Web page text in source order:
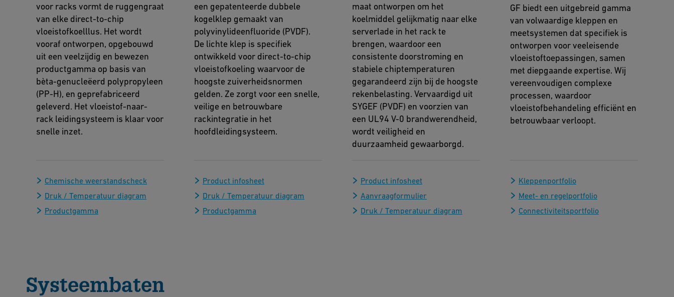
voor racks vormt de ruggengraat
van elke direct-to-chip
vloeistofkoelllus. Het wordt
vooraf ontworpen, opgebouwd
uit een veelzijdig en bewezen
productgamma op basis van
bèta-genucleëerd polypropyleen
(PP-H), en geprefabriceerd
geleverd. Het vloeistof-naar-
rack leidingsysteem is klaar voor
snelle inzet.
Chemische weerstandscheck
Druk / Temperatuur diagram
Productgamma
een gepatenteerde dubbele
kogelklep gemaakt van
polyvinylideenfluoride (PVDF).
De lichte klep is specifiek
ontwikkeld voor direct-to-chip
vloeistofkoeling waarvoor de
hoogste zuiverheidsnormen
gelden. Ze zorgt voor een snelle,
veilige en betrouwbare
rackintegratie in het
hoofdleidingsysteem.
Product infosheet
Druk / Temperatuur diagram
Productgamma
maat ontworpen om het
koelmiddel gelijkmatig naar elke
serverlade in het rack te
brengen, waardoor een
consistente doorstroming en
stabiele chiptemperaturen
gegarandeerd zijn bij de hoogste
rekenbelasting. Vervaardigd uit
SYGEF (PVDF) en voorzien van
een UL94 V-0 brandwerendheid,
wordt veiligheid en
duurzaamheid gewaarborgd.
Product infosheet
Aanvraagformulier
Druk / Temperatuur diagram
GF biedt een uitgebreid gamma
van volwaardige kleppen en
meetsystemen dat specifiek is
ontworpen voor veeleisende
vloeistoftoepassingen, samen
met diepgaande expertise. Wij
vereenvoudigen complexe
processen, waardoor
vloeistofbehandeling efficiënt en
betrouwbaar verloopt.
Kleppenportfolio
Meet- en regelportfolio
Connectiviteitsportfolio
Systeembaten